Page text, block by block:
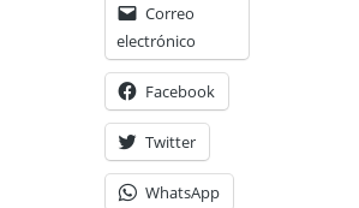
Correo
electrónico
Facebook
Twitter
WhatsApp